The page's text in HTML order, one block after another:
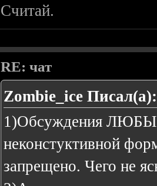
Считай.
RE: чат
Zombie_ice Писал(а):
1)Обсуждения
неконстуктивной
запрещено. Чего не